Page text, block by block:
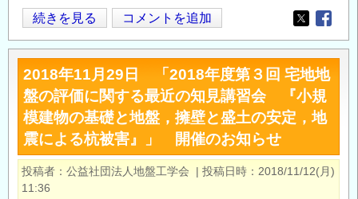
地
盤
の
品
質
評
価
と
対
策』
2019
年
1
月
21
日
2018
年
度
続きを見る コメントを追加
Opens in
2018年11月29日 「2018年度第３回 宅地地
盤の評価に関する最近の知見講習会 『小規
模建物の基礎と地盤，擁壁と盛土の安定，地
震による杭被害』」 開催のお知らせ
投稿者 公益社団法人地盤工学会 | 投稿日時
2018/11/12(月)
11:36